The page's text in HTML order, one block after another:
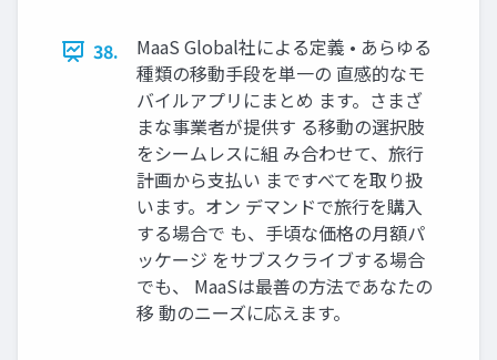
38.
MaaS Global社による定義 • あらゆる
種類の移動手段を単一の 直感的なモ
バイルアプリにまとめ ます。さまざ
まな事業者が提供す る移動の選択肢
をシームレスに組 み合わせて、旅行
計画から支払い まですべてを取り扱
います。オン デマンドで旅行を購入
する場合で も、手頃な価格の月額パ
ッケージ をサブスクライブする場合
でも、 MaaSは最善の方法であなたの
移 動のニーズに応えます。